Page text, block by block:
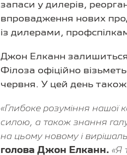
запаси у дилерів,
впровадження нових
із дилерами,
Джон Елканн залишиться
Філоза офіційно
червня. У цей день
«Глибоке розуміння
силою, а також знання
на цьому новому і
голова Джон Елканн. «Я